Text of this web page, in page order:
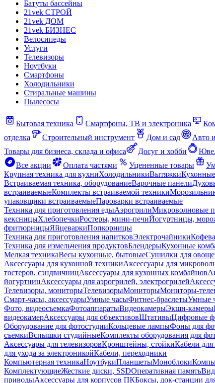
Батуты бассейны
21vek СТРОЙ
21vek ДОМ
21vek БИЗНЕС
Велосипеды
Услуги
Телевизоры
Ноутбуки
Смартфоны
Холодильники
Стиральные машины
Пылесосы
Бытовая техника Смартфоны, ТВ и электроника
отделка
Строительный инструмент Дом и сад Авто
Товары для бизнеса, склада и офиса
Досуг и хобби
Все акции
Оплата частями Уцененные товары
Крупная техника для кухниХолодильникиВытяжки
Встраиваемая техника, оборудованиеВарочные панели
встраиваемыеКомплекты встраиваемой техники
упаковщики встраиваемыеПароварки встраиваемые
Техника для приготовления едыАэрогрилиМикроволновые
кексницыХлебопечкиРостеры, мини-печиЙогуртницы,
фритюрницыЯйцеваркиПопкорницы
Техника для приготовления напитковЭлектрочайники
Техника для измельчения продуктовБлендерыКухонные
Мелкая техникаВесы кухонные, бытовыеСушилки для
Аксессуары для кухонной техникиАксессуары для
тостеров, сэндвичницАксессуары для кухонных комбайнов
йогуртницАксессуары для аэрогрилей, электрогрилей
Телевизоры, мониторыТелевизорыМониторыМониторы-
Смарт-часы, аксессуарыУмные часыФитнес-браслетыУмные
Фото, видеосъемкаФотоаппаратыВидеокамерыЭкшн-камеры
видеокамерАксессуары для объективовШтативыЦифровые
Оборудование для фотостудииКольцевые лампыФоны для
съемкиВспышки студийныеКомплекты оборудования для
Аксессуары для телевизоровКронштейны, стойкиКабели для
для ухода за электроникойКабели, переходники
Компьютерная техникаНоутбукиПланшетыМоноблоки
КомплектующиеЖесткие диски, SSDОперативная память
приводыАксессуары для корпусов ПКБоксы, док-станции